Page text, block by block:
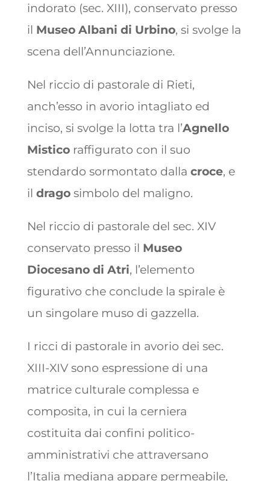
indorato (sec. XIII), conservato presso
il Museo Albani di Urbino, si svolge la
scena dell’Annunciazione.
Nel riccio di pastorale di Rieti,
anch’esso in avorio intagliato ed
inciso, si svolge la lotta tra l’Agnello
Misticoraffigurato con il suo
stendardo sormontato dalla croce, e
il dragosimbolo del maligno.
Nel riccio di pastorale del sec. XIV
conservato presso il Museo
Diocesano di Atri, l’elemento
figurativo che conclude la spirale è
un singolare muso di gazzella.
I ricci di pastorale in avorio dei sec.
XIII-XIV sono espressione di una
matrice culturale complessa e
composita, in cui la cerniera
costituita dai confini politico-
amministrativi che attraversano
l’Italia mediana appare permeabile,